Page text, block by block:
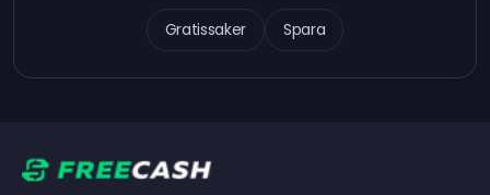
Gratissaker Spara